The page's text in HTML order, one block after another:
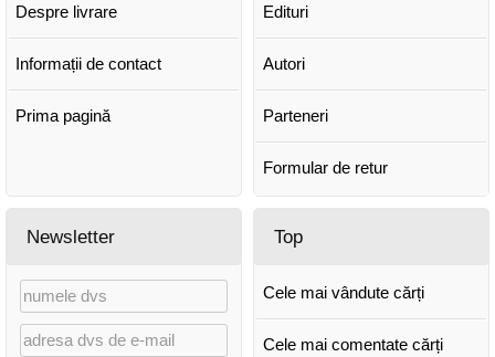
Despre livrare
Informații de contact
Prima pagină
Edituri
Autori
Parteneri
Formular de retur
Newsletter Top
Cele mai vândute cărți
Cele mai comentate cărți